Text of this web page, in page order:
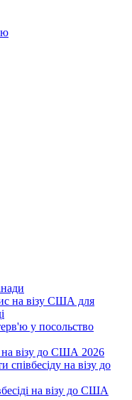
на візу США для
у посольство
візу до США 2026
співбесіду на візу до
на візу до США